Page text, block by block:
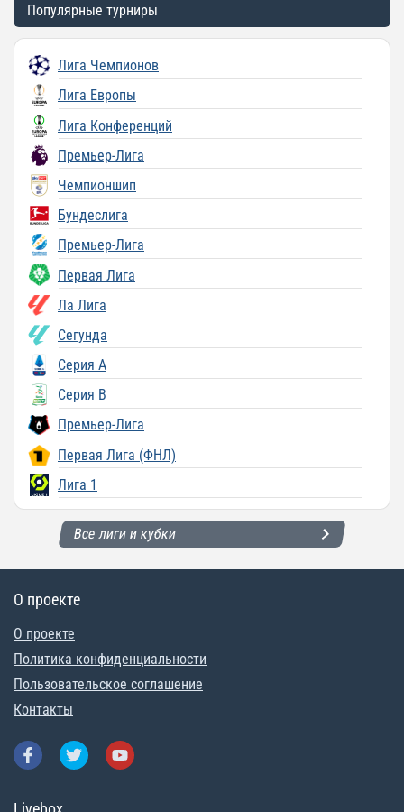
Популярные турниры
Лига Чемпионов
Лига Европы
Лига Конференций
Премьер-Лига
Чемпионшип
Бундеслига
Премьер-Лига
Первая Лига
Ла Лига
Сегунда
Серия A
Серия B
Премьер-Лига
Первая Лига (ФНЛ)
Лига 1
Все лиги и кубки
О проекте
О проекте
Политика конфиденциальности
Пользовательское соглашение
Контакты